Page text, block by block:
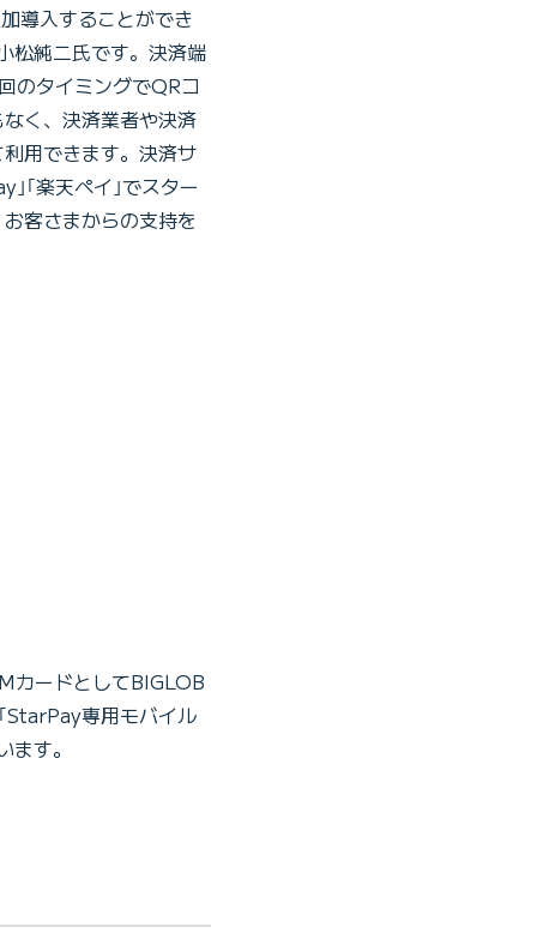
導入することができ
松純二氏です。決済端
のタイミングでQRコ
く、決済業者や決済
用できます。決済サ
｢楽天ペイ｣でスター
客さまからの支持を
カードとしてBIGLOB
StarPay専用モバイル
す。